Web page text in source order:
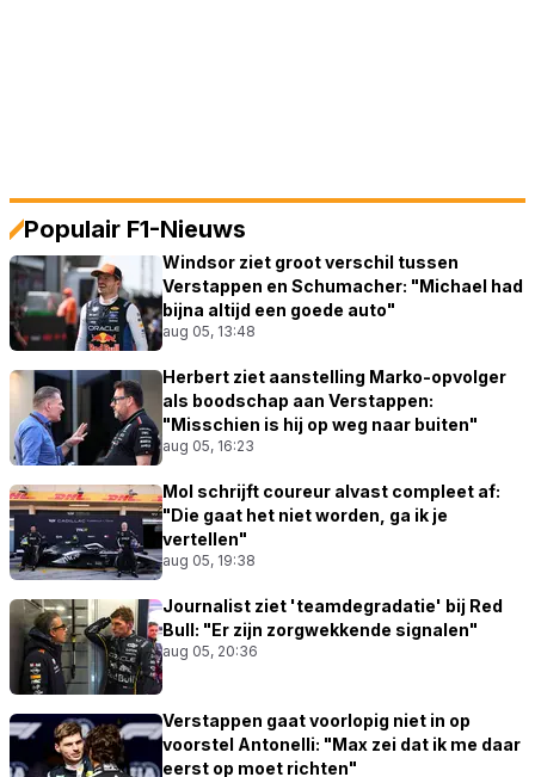
Populair F1-Nieuws
Windsor ziet groot verschil tussen
Verstappen en Schumacher: "Michael had
bijna altijd een goede auto"
aug 05, 13:48
Herbert ziet aanstelling Marko-opvolger
als boodschap aan Verstappen:
"Misschien is hij op weg naar buiten"
aug 05, 16:23
Mol schrijft coureur alvast compleet af:
"Die gaat het niet worden, ga ik je
vertellen"
aug 05, 19:38
Journalist ziet 'teamdegradatie' bij Red
Bull: "Er zijn zorgwekkende signalen"
aug 05, 20:36
Verstappen gaat voorlopig niet in op
voorstel Antonelli: "Max zei dat ik me daar
eerst op moet richten"